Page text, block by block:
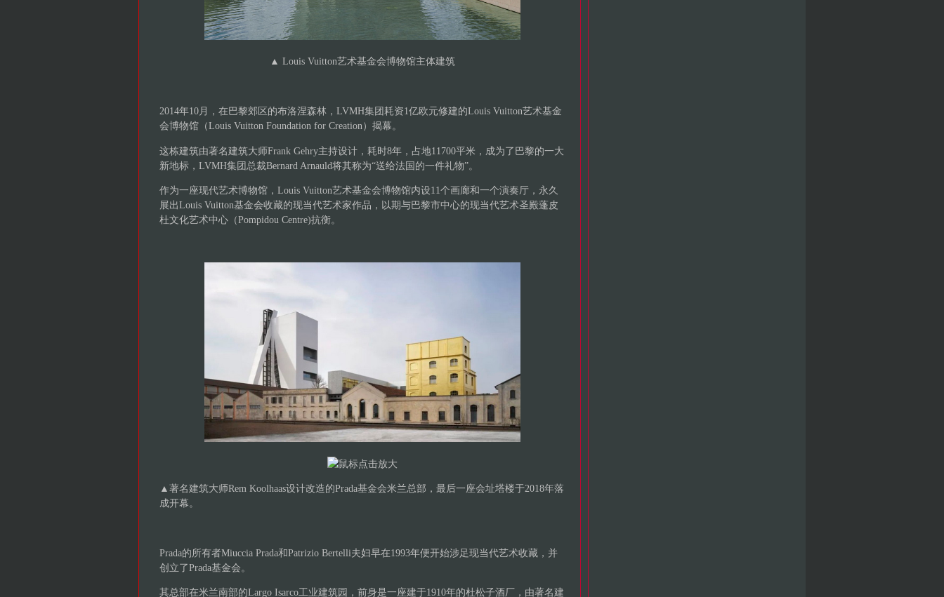
▲ Louis Vuitton艺术基金会博物馆主体建筑
2014年10月，在巴黎郊区的布洛涅森林，LVMH集团耗资1亿欧元修建的Louis Vuitton艺术基金
会博物馆（Louis Vuitton Foundation for Creation）揭幕。
这栋建筑由著名建筑大师Frank Gehry主持设计，耗时8年，占地11700平米，成为了巴黎的一大
新地标，LVMH集团总裁Bernard Arnauld将其称为“送给法国的一件礼物”。
作为一座现代艺术博物馆，Louis Vuitton艺术基金会博物馆内设11个画廊和一个演奏厅，永久
展出Louis Vuitton基金会收藏的现当代艺术家作品，以期与巴黎市中心的现当代艺术圣殿蓬皮
杜文化艺术中心（Pompidou Centre)抗衡。
▲著名建筑大师Rem Koolhaas设计改造的Prada基金会米兰总部，最后一座会址塔楼于2018年落
成开幕。
Prada的所有者Miuccia Prada和Patrizio Bertelli夫妇早在1993年便开始涉足现当代艺术收藏，并
创立了Prada基金会。
其总部在米兰南部的Largo Isarco工业建筑园，前身是一座建于1910年的杜松子酒厂，由著名建